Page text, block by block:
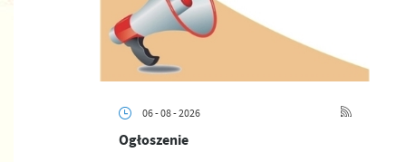
06 - 08 - 2026
Ogłoszenie